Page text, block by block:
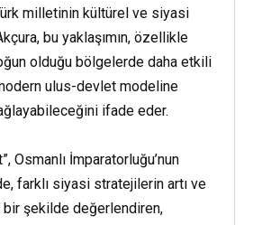
milletinin kültürel ve siyasi
bu yaklaşımın, özellikle
olduğu bölgelerde daha etkili
ulus-devlet modeline
ifade eder.
Osmanlı İmparatorluğu’nun
farklı siyasi stratejilerin artı ve
şekilde değerlendiren,